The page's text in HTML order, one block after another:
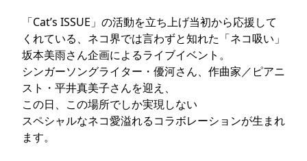
「Cat’s ISSUE」の活動を立ち上げ当初から応援して
くれている、ネコ界では言わずと知れた「ネコ吸い」
坂本美雨さん企画によるライブイベント。
シンガーソングライター・優河さん、作曲家／ピアニ
スト・平井真美子さんを迎え、
この日、この場所でしか実現しない
スペシャルなネコ愛溢れるコラボレーションが生まれ
ます。